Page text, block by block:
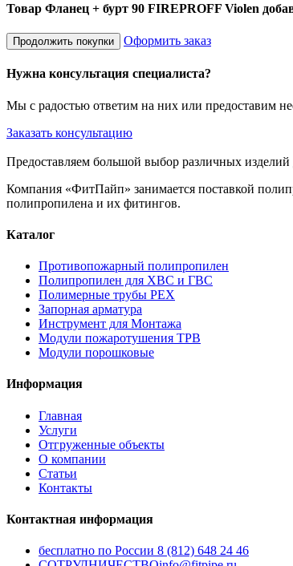
Товар Фланец + бурт 90 FIREPROFF Violen
Продолжить покупки Оформить заказ
Нужна консультация специалиста?
Мы с радостью ответим на них или предоставим
Заказать консультацию
Предоставляем большой выбор различных изделий
Компания «ФитПайп» занимается поставкой
полипропилена и их фитингов.
Каталог
Противопожарный полипропилен
Полипропилен для ХВС и ГВС
Полимерные трубы PEX
Запорная арматура
Инструмент для Монтажа
Модули пожаротушения ТРВ
Модули порошковые
Информация
Главная
Услуги
Отгруженные объекты
О компании
Статьи
Контакты
Контактная информация
бесплатно по России 8 (812) 648 24 46